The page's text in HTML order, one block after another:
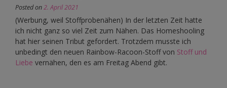
Posted on2. April 2021
(Werbung, weil Stoffprobenähen) In der letzten Zeit hatte
ich nicht ganz so viel Zeit zum Nähen. Das Homeshooling
hat hier seinen Tribut gefordert. Trotzdem musste ich
unbedingt den neuen Rainbow-Racoon-Stoff von Stoff und
Liebe vernähen, den es am Freitag Abend gibt.